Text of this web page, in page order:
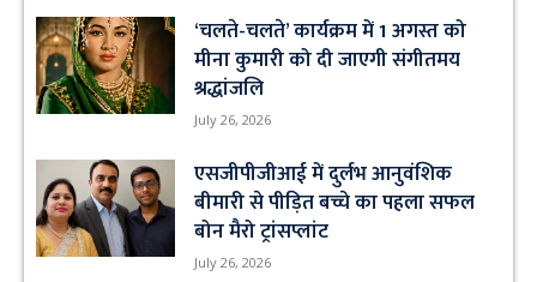
‘चलते-चलते’ कार्यक्रम में 1 अगस्त को
मीना कुमारी को दी जाएगी संगीतमय
श्रद्धांजलि
July 26, 2026
एसजीपीजीआई में दुर्लभ आनुवंशिक
बीमारी से पीड़ित बच्चे का पहला सफल
बोन मैरो ट्रांसप्लांट
July 26, 2026